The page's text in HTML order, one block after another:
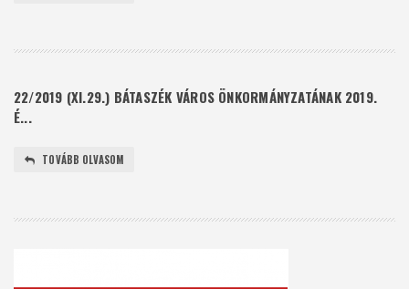
22/2019 (XI.29.) BÁTASZÉK VÁROS ÖNKORMÁNYZATÁNAK 2019.
É...
TOVÁBB OLVASOM